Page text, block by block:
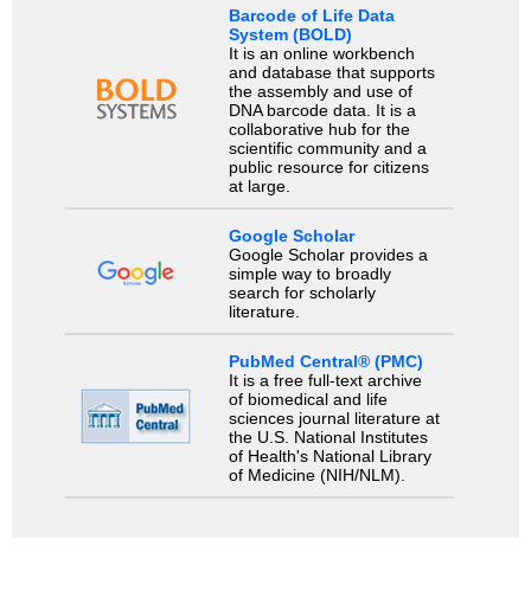
Barcode of Life Data
System (BOLD)
It is an online workbench
and database that supports
the assembly and use of
DNA barcode data. It is a
collaborative hub for the
scientific community and a
public resource for citizens
at large.
Google Scholar
Google Scholar provides a
simple way to broadly
search for scholarly
literature.
PubMed Central® (PMC)
It is a free full-text archive
of biomedical and life
sciences journal literature at
the U.S. National Institutes
of Health's National Library
of Medicine (NIH/NLM).